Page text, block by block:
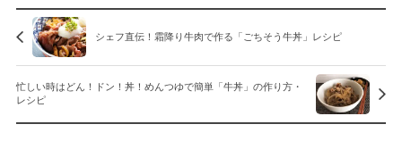
シェフ直伝！霜降り牛肉で作る「ごちそう牛丼」レシピ
忙しい時はどん！ドン！丼！めんつゆで簡単「牛丼」の作り方・
レシピ